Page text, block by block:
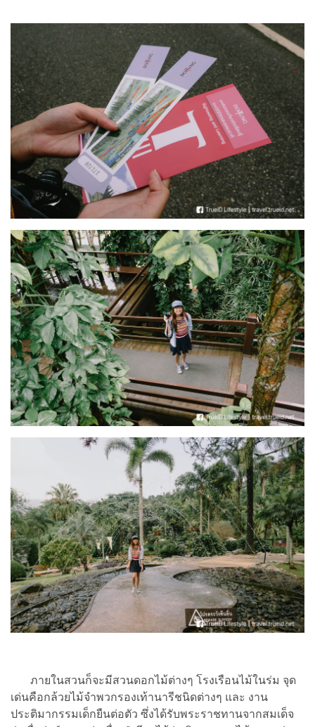
ภายในสวนก็จะมีสวนดอกไม้ต่างๆ โรงเรือนไม้ในร่ม จุด
เด่นคือกล้วยไม้จำพวกรองเท้านารีชนิดต่างๆ และ งาน
ประติมากรรมเด็กยืนต่อตัว ซึ่งได้รับพระราชทานจากสมเด็จ